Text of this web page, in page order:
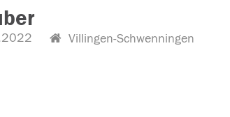
Villingen-Schwenningen